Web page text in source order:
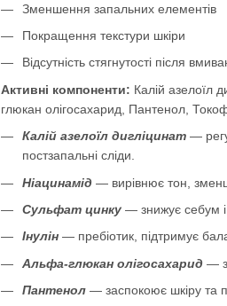
Зменшення запальних елементів
Покращення текстури шкіри
Відсутність стягнутості після
Активні компоненти: Калій азелоїл
глюкан олігосахарид, Пантенол,
Калій азелоїл дигліцинат —
постзапальні сліди.
Ніацинамід — вирівнює тон,
Сульфат цинку — знижує себум
Інулін — пребіотик, підтримує
Альфа-глюкан олігосахарид —
Пантенол — заспокоює шкіру та